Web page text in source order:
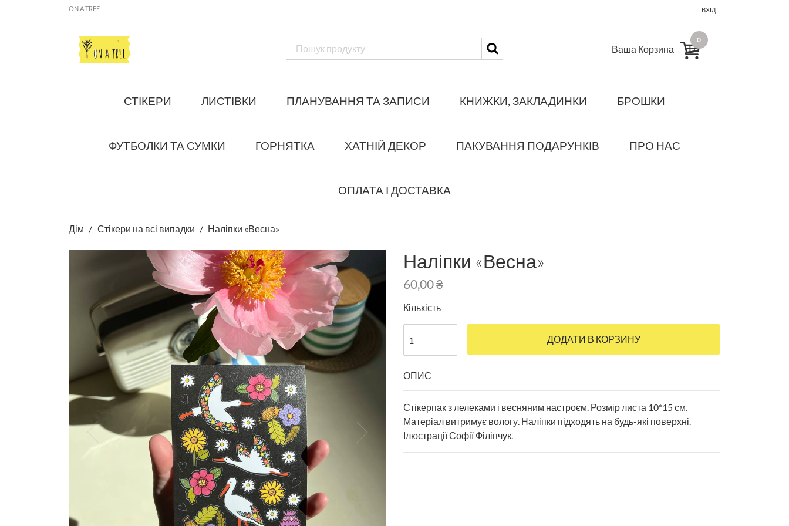
ON A TREE ВХІД
Ваша Корзина
0
СТІКЕРИ ЛИСТІВКИ ПЛАНУВАННЯ ТА ЗАПИСИ КНИЖКИ, ЗАКЛАДИНКИ БРОШКИ
ФУТБОЛКИ ТА СУМКИ ГОРНЯТКА ХАТНІЙ ДЕКОР ПАКУВАННЯ ПОДАРУНКІВ ПРО НАС
ОПЛАТА І ДОСТАВКА
Дім Стікери на всі випадки Наліпки «Весна»
Наліпки «Весна»
60,00₴
Кількість
ДОДАТИ В КОРЗИНУ
ОПИС
Стікерпак з лелеками і весняним настроєм. Розмір листа 10*15 см.
Матеріал витримує вологу. Наліпки підходять на будь-які поверхні.
Ілюстрації Софії Філіпчук.